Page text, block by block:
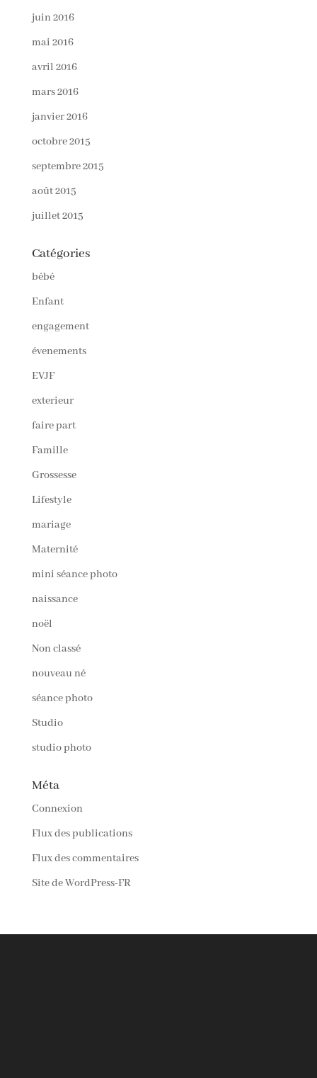
juin 2016
mai 2016
avril 2016
mars 2016
janvier 2016
octobre 2015
septembre 2015
août 2015
juillet 2015
Catégories
bébé
Enfant
engagement
évenements
EVJF
exterieur
faire part
Famille
Grossesse
Lifestyle
mariage
Maternité
mini séance photo
naissance
noël
Non classé
nouveau né
séance photo
Studio
studio photo
Méta
Connexion
Flux des publications
Flux des commentaires
Site de WordPress-FR